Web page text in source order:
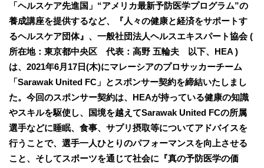
「ヘルスケア先進国」“アメリカ最新予防医学プログラム”の
養成講座を提供するなど、『人々の健康と経済をサポートす
るヘルスケア団体』、一般社団法人ヘルスエキスパート協会 (
所在地：東京都中央区 代表：高野 五輪夫 以下、HEA )
は、2021年6月17日(木)にマレーシアのプロサッカーチーム
「Sarawak United FC」とスポンサー契約を締結いたしまし
た。今回のスポンサー契約は、HEAが持っている健康の知識
やスキルを駆使し、国境を越えてSarawak United FCの所属
選手などに睡眠、食事、サプリ摂取等についてアドバイスを
行うことで、選手一人ひとりのパフォーマンスを向上させる
こと、そしてスポーツを通じて社会に『真の予防医学の価